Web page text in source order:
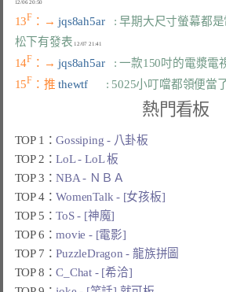
13F ：→ jqs8ah5ar : 早期大尺寸螢幕都
松下有發表
14F ：→ jqs8ah5ar : 一款150吋的電漿電
15F ：推 thewtf : 5025小叮噹都領便當
熱門看板
TOP 1：Gossiping - 八卦板
TOP 2：LoL - LoL 板
TOP 3：NBA - ＮＢＡ
TOP 4：WomenTalk - [女孩板]
TOP 5：ToS - [神魔]
TOP 6：movie - [電影]
TOP 7：PuzzleDragon - 龍族拼圖
TOP 8：C_Chat - [希洽]